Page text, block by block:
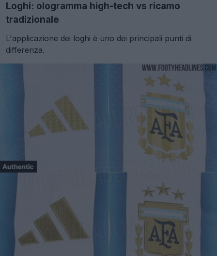
Loghi: ologramma high-tech vs ricamo
tradizionale
L'applicazione dei loghi è uno dei principali punti di
differenza.